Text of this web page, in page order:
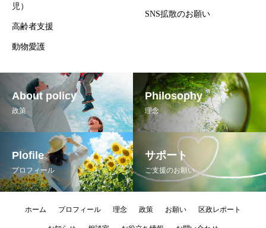
児）
高齢者支援
動物愛護
SNS拡散のお願い
About policy
政策
Philosophy
理念
Plofile
プロフィール
サポート
ご支援のお願い
ホーム プロフィール 理念 政策 お願い 区政レポート